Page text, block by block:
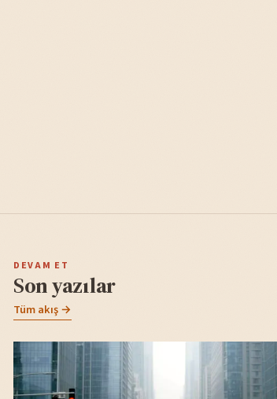
DEVAM ET
Son yazılar
Tüm akış →